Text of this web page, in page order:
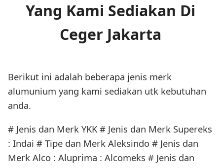
Yang Kami Sediakan Di
Ceger Jakarta
Berikut ini adalah beberapa jenis merk
alumunium yang kami sediakan utk kebutuhan
anda.
# Jenis dan Merk YKK # Jenis dan Merk Supereks
: Indai # Tipe dan Merk Aleksindo # Jenis dan
Merk Alco : Aluprima : Alcomeks # Jenis dan